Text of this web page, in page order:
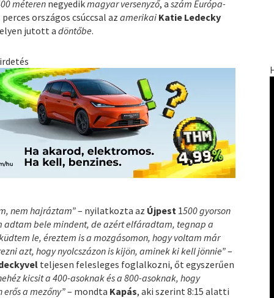
méteren negyedikmagyar versenyző, aszám Európa-
országos csúccsal azamerikai Katie Ledecky
jutott adöntőbe.
nem hajráztam”– nyilatkozta az Újpest 1500 gyorson
adtam bele mindent, de azért elfáradtam, tegnap a
le, éreztem is a mozgásomon, hogy voltam már
azt, hogy nyolcszázon is kijön, aminek ki kell jönnie”–
teljesen felesleges foglalkozni, őt egyszerűen
kicsit a 400-asoknak és a 800-asoknak, hogy
a mezőny”– mondta Kapás, aki szerint 8:15 alatti